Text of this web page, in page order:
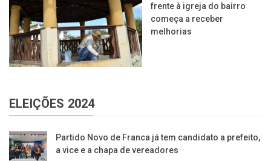
frente à igreja do bairro
começa a receber
melhorias
ELEIÇÕES 2024
Partido Novo de Franca já tem candidato a prefeito,
a vice e a chapa de vereadores